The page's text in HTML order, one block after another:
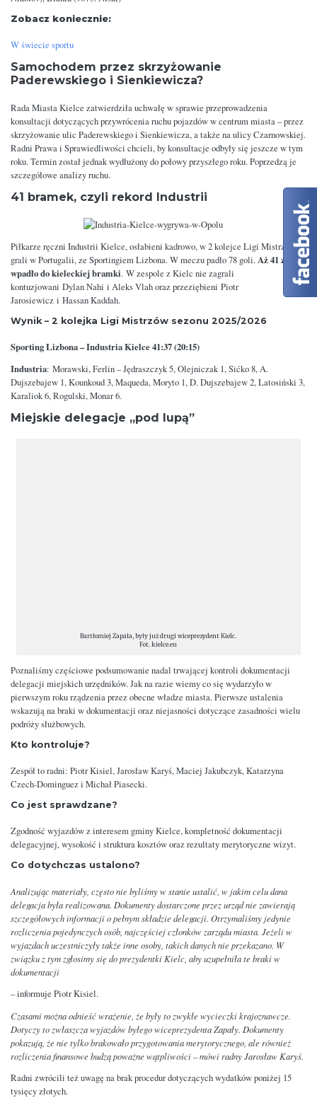
Zobacz koniecznie:
W świecie sportu
Samochodem przez skrzyżowanie
Paderewskiego i Sienkiewicza?
Rada Miasta Kielce zatwierdziła uchwałę w sprawie przeprowadzenia
konsultacji dotyczących przywrócenia ruchu pojazdów w centrum miasta – przez
skrzyżowanie ulic Paderewskiego i Sienkiewicza, a także na ulicy Czarnowskiej.
Radni Prawa i Sprawiedliwości chcieli, by konsultacje odbyły się jeszcze w tym
roku. Termin został jednak wydłużony do połowy przyszłego roku. Poprzedzą je
szczegółowe analizy ruchu.
41 bramek, czyli rekord Industrii
Piłkarze ręczni Industrii Kielce, osłabieni kadrowo, w 2 kolejce Ligi Mistrzów
grali w Portugalii, ze Sportingiem Lizbona. W meczu padło 78 goli.Aż 41 z nich
wpadło do kieleckiej bramki. W zespole z Kielc nie zagrali
kontuzjowani Dylan Nahi i Aleks Vlah oraz przeziębieni Piotr
Jarosiewicz i Hassan Kaddah.
Wynik – 2 kolejka Ligi Mistrzów sezonu 2025/2026
Sporting Lizbona – Industria Kielce 41:37 (20:15)
Industria: Morawski, Ferlin – Jędraszczyk 5, Olejniczak 1, Sićko 8, A.
Dujszebajew 1, Kounkoud 3, Maqueda, Moryto 1, D. Dujszebajew 2, Latosiński 3,
Karaliok 6, Rogulski, Monar 6.
Miejskie delegacje „pod lupą”
Bartłomiej Zapała, były już drugi wiceprezydent Kielc.
Fot. kielce.eu
Poznaliśmy częściowe podsumowanie nadal trwającej kontroli dokumentacji
delegacji miejskich urzędników. Jak na razie wiemy co się wydarzyło w
pierwszym roku rządzenia przez obecne władze miasta. Pierwsze ustalenia
wskazują na braki w dokumentacji oraz niejasności dotyczące zasadności wielu
podróży służbowych.
Kto kontroluje?
Zespół to radni: Piotr Kisiel, Jarosław Karyś, Maciej Jakubczyk, Katarzyna
Czech-Dominguez i Michał Piasecki.
Co jest sprawdzane?
Zgodność wyjazdów z interesem gminy Kielce, kompletność dokumentacji
delegacyjnej, wysokość i struktura kosztów oraz rezultaty merytoryczne wizyt.
Co dotychczas ustalono?
Analizując materiały, często nie byliśmy w stanie ustalić, w jakim celu dana
delegacja była realizowana. Dokumenty dostarczone przez urząd nie zawierają
szczegółowych informacji o pełnym składzie delegacji. Otrzymaliśmy jedynie
rozliczenia pojedynczych osób, najczęściej członków zarządu miasta. Jeżeli w
wyjazdach uczestniczyły także inne osoby, takich danych nie przekazano. W
związku z tym zgłosimy się do prezydentki Kielc, aby uzupełniła te braki w
dokumentacji
– informuje Piotr Kisiel.
Czasami można odnieść wrażenie, że były to zwykłe wycieczki krajoznawcze.
Dotyczy to zwłaszcza wyjazdów byłego wiceprezydenta Zapały. Dokumenty
pokazują, że nie tylko brakowało przygotowania merytorycznego, ale również
rozliczenia finansowe budzą poważne wątpliwości – mówi radny Jarosław Karyś.
Radni zwrócili też uwagę na brak procedur dotyczących wydatków poniżej 15
tysięcy złotych.